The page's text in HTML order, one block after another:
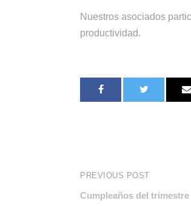
Nuestros asociados
productividad.
PREVIOUS POST
Cumpleaños del trimestre